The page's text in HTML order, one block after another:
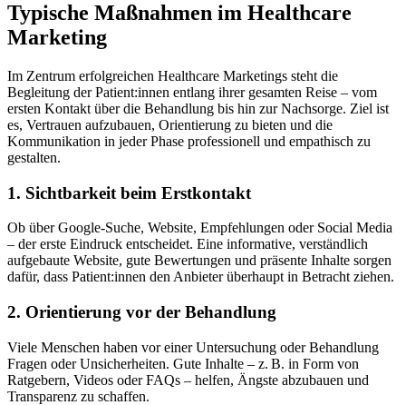
Typische Maßnahmen im Healthcare
Marketing
Im Zentrum erfolgreichen Healthcare Marketings steht die
Begleitung der Patient:innen entlang ihrer gesamten Reise – vom
ersten Kontakt über die Behandlung bis hin zur Nachsorge. Ziel ist
es, Vertrauen aufzubauen, Orientierung zu bieten und die
Kommunikation in jeder Phase professionell und empathisch zu
gestalten.
1. Sichtbarkeit beim Erstkontakt
Ob über Google-Suche, Website, Empfehlungen oder Social Media
– der erste Eindruck entscheidet. Eine informative, verständlich
aufgebaute Website, gute Bewertungen und präsente Inhalte sorgen
dafür, dass Patient:innen den Anbieter überhaupt in Betracht ziehen.
2. Orientierung vor der Behandlung
Viele Menschen haben vor einer Untersuchung oder Behandlung
Fragen oder Unsicherheiten. Gute Inhalte – z. B. in Form von
Ratgebern, Videos oder FAQs – helfen, Ängste abzubauen und
Transparenz zu schaffen.